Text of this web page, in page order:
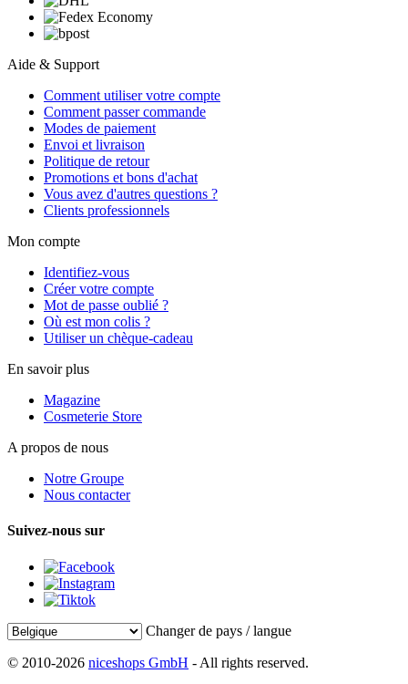
Aide & Support
Comment utiliser votre compte
Comment passer commande
Modes de paiement
Envoi et livraison
Politique de retour
Promotions et bons d'achat
Vous avez d'autres questions ?
Clients professionnels
Mon compte
Identifiez-vous
Créer votre compte
Mot de passe oublié ?
Où est mon colis ?
Utiliser un chèque-cadeau
En savoir plus
Magazine
Cosmeterie Store
A propos de nous
Notre Groupe
Nous contacter
Suivez-nous sur
Changer de pays / langue
© 2010-2026 niceshops GmbH - All rights reserved.